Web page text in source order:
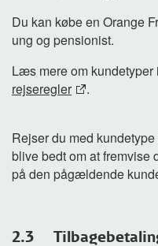
Du kan købe en Orange
ung og pensionist.
Læs mere om kundetyper
rejseregler
.
Rejser du med
blive bedt om at fremvise
på den pågældende
2.3